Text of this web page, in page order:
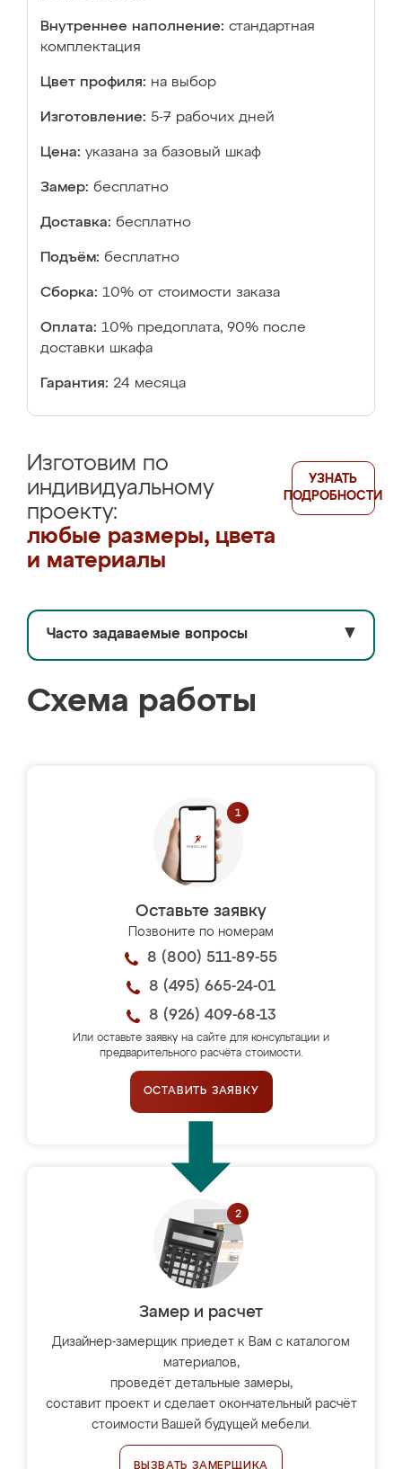
Внутреннее наполнение: стандартная
комплектация
Цвет профиля: на выбор
Изготовление: 5-7 рабочих дней
Цена: указана за базовый шкаф
Замер: бесплатно
Доставка: бесплатно
Подъём: бесплатно
Сборка: 10% от стоимости заказа
Оплата: 10% предоплата, 90% после
доставки шкафа
Гарантия: 24 месяца
Изготовим по
индивидуальному
проекту:
любые размеры, цвета
и материалы
УЗНАТЬ
ПОДРОБНОСТИ
Часто задаваемые вопросы ▼
Схема работы
Оставьте заявку
Позвоните по номерам
8 (800) 511-89-55
8 (495) 665-24-01
8 (926) 409-68-13
Или оставьте заявку на сайте для консультации и
предварительного расчёта стоимости.
ОСТАВИТЬ ЗАЯВКУ
Замер и расчет
Дизайнер-замерщик приедет к Вам с каталогом
материалов,
проведёт детальные замеры,
составит проект и сделает окончательный расчёт
стоимости Вашей будущей мебели.
ВЫЗВАТЬ ЗАМЕРЩИКА